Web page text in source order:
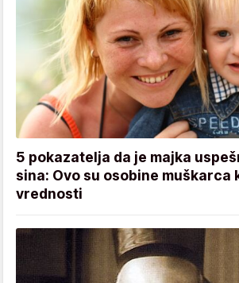
5 pokazatelja da je majka
sina: Ovo su osobine muškarca
vrednosti